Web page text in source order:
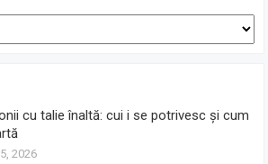
cu talie înaltă: cui i se potrivesc și cum
2026